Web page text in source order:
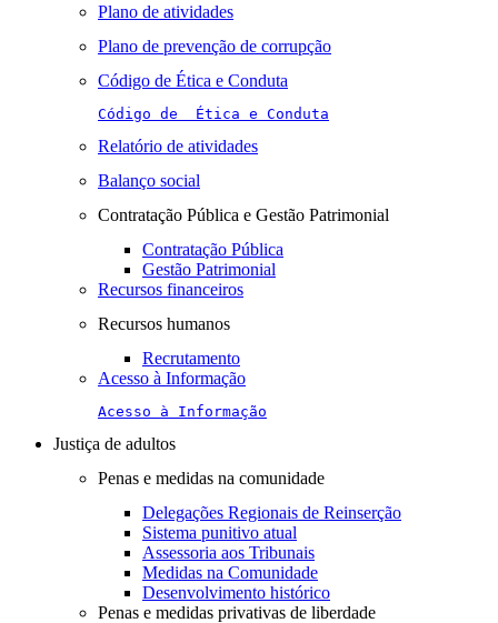
Plano de atividades
Plano de prevenção de corrupção
Código de Ética e Conduta
Código de  Ética e Conduta
Relatório de atividades
Balanço social
Contratação Pública e Gestão Patrimonial
Contratação Pública
Gestão Patrimonial
Recursos financeiros
Recursos humanos
Recrutamento
Acesso à Informação
Acesso à Informação
Justiça de adultos
Penas e medidas na comunidade
Delegações Regionais de Reinserção
Sistema punitivo atual
Assessoria aos Tribunais
Medidas na Comunidade
Desenvolvimento histórico
Penas e medidas privativas de liberdade